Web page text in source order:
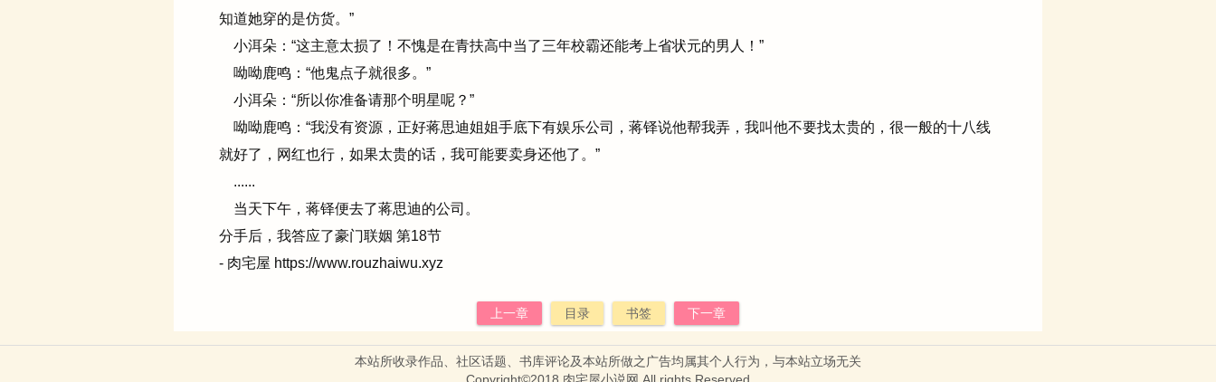
知道她穿的是仿货。”
小洱朵：“这主意太损了！不愧是在青扶高中当了三年校霸还能考上省状元的男人！”
呦呦鹿鸣：“他鬼点子就很多。”
小洱朵：“所以你准备请那个明星呢？”
呦呦鹿鸣：“我没有资源，正好蒋思迪姐姐手底下有娱乐公司，蒋铎说他帮我弄，我叫他不要找太贵的，很一般的十八线
就好了，网红也行，如果太贵的话，我可能要卖身还他了。”
......
当天下午，蒋铎便去了蒋思迪的公司。
分手后，我答应了豪门联姻 第18节
- 肉宅屋 https://www.rouzhaiwu.xyz
上一章 目录 书签 下一章
本站所收录作品、社区话题、书库评论及本站所做之广告均属其个人行为，与本站立场无关